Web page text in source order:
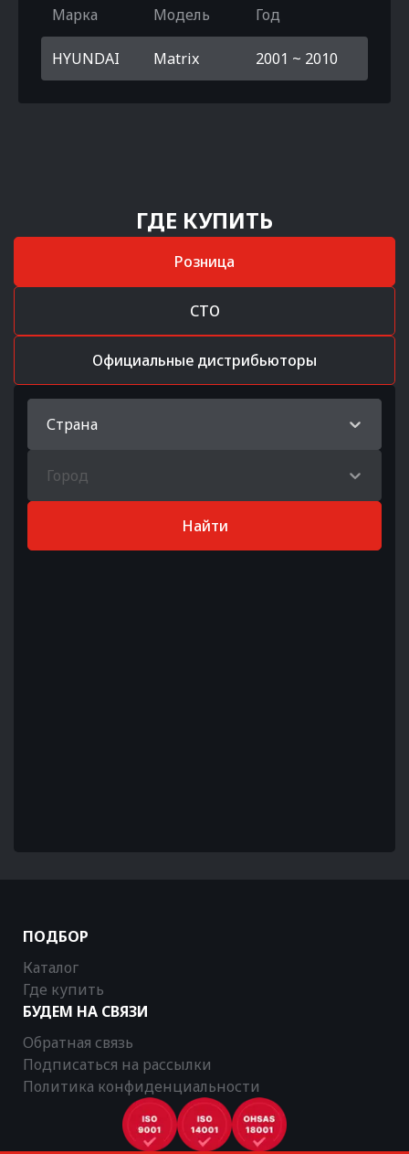
Марка Модель Год
HYUNDAI Matrix 2001 ~ 2010
ГДЕ КУПИТЬ
Розница
СТО
Официальные дистрибьюторы
Страна
Город
Найти
ПОДБОР
Каталог
Где купить
БУДЕМ НА СВЯЗИ
Обратная связь
Подписаться на рассылки
Политика конфиденциальности